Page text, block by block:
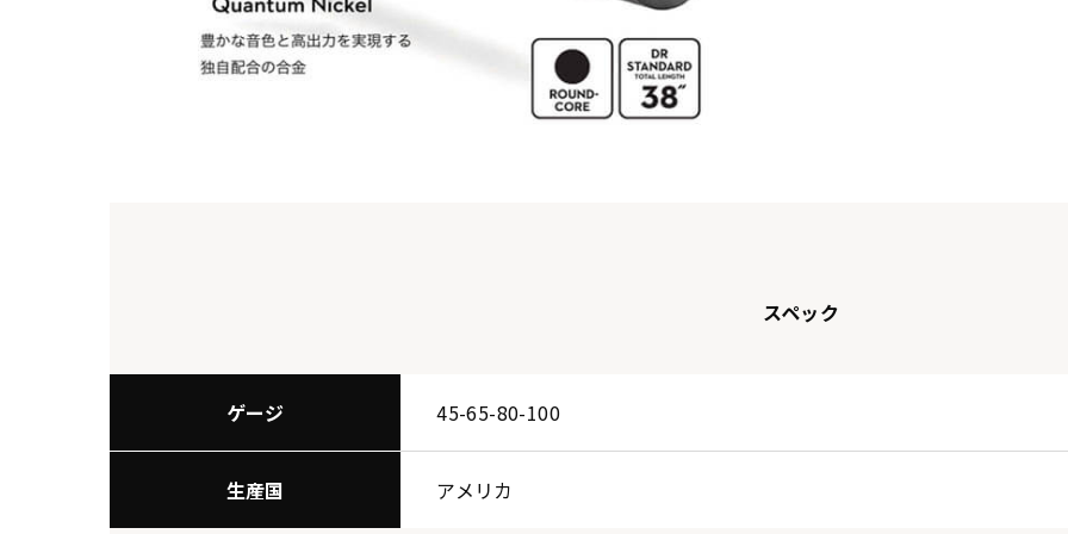
スペック
ゲージ 45-65-80-100
生産国 アメリカ